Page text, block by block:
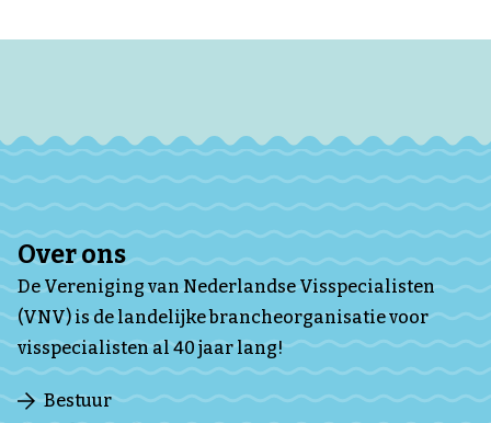
Over ons
De Vereniging van Nederlandse Visspecialisten
(VNV) is de landelijke brancheorganisatie voor
visspecialisten al 40 jaar lang!
Bestuur